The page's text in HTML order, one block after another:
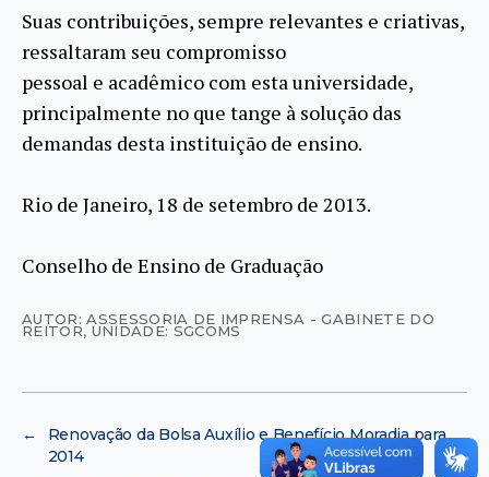
Suas contribuições, sempre relevantes e criativas,
ressaltaram seu compromisso
pessoal e acadêmico com esta universidade,
principalmente no que tange à solução das
demandas desta instituição de ensino.
Rio de Janeiro, 18 de setembro de 2013.
Conselho de Ensino de Graduação
AUTOR: ASSESSORIA DE IMPRENSA - GABINETE DO
REITOR,UNIDADE: SGCOMS
←
Renovação da Bolsa Auxílio e Benefício Moradia para
2014